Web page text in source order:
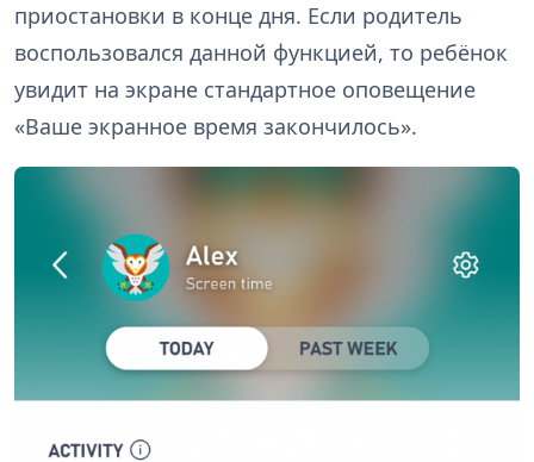
приостановки в конце дня. Если родитель
воспользовался данной функцией, то ребёнок
увидит на экране стандартное оповещение
«Ваше экранное время закончилось».